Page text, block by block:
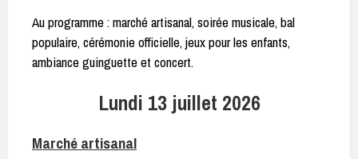
Au programme : marché artisanal, soirée musicale, bal
populaire, cérémonie officielle, jeux pour les enfants,
ambiance guinguette et concert.
Lundi 13 juillet 2026
Marché artisanal